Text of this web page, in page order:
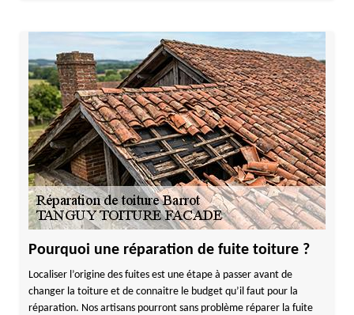
Pourquoi une réparation de fuite toiture ?
Localiser l’origine des fuites est une étape à passer avant de
changer la toiture et de connaitre le budget qu’il faut pour la
réparation. Nos artisans pourront sans problème réparer la fuite